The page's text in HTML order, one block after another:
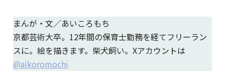
まんが・文／あいころもち
京都芸術大卒。12年間の保育士勤務を経てフリーラン
スに。絵を描きます。柴犬飼い。Xアカウントは
@aikoromochi